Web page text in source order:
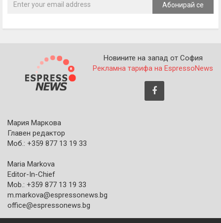
Абонирай се
Новините на запад от София
Рекламна тарифа на EspressoNews
Мария Маркова
Главен редактор
Моб.: +359 877 13 19 33
Maria Markova
Editor-In-Chief
Mob.: +359 877 13 19 33
m.markova@espressonews.bg
office@espressonews.bg